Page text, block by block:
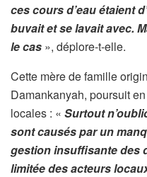
ces cours d’eau étaient
buvait et se lavait avec.
le cas », déplore-t-elle.
Cette mère de famille
Damankanyah, poursuit
locales : « Surtout
sont causés par un
gestion insuffisante des
limitée des acteurs